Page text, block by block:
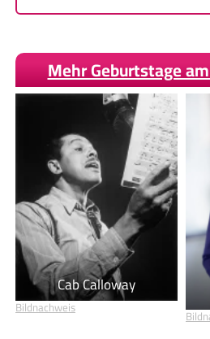
Mehr Geburtstage
Cab Calloway
Bildnachweis